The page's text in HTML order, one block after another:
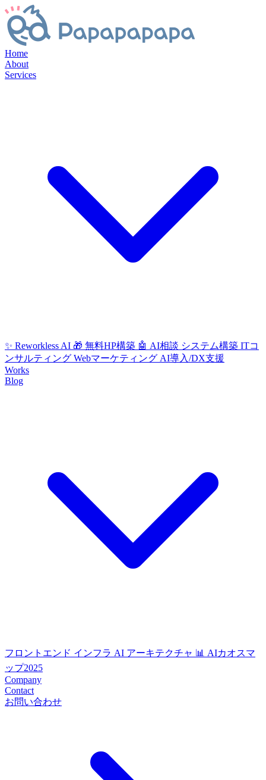
Home
About
Services
✨ Reworkless AI 🎁 無料HP構築 🤖 AI相談 システム構築 ITコ
ンサルティング Webマーケティング AI導入/DX支援
Works
Blog
フロントエンド インフラ AI アーキテクチャ 📊 AIカオスマ
ップ2025
Company
Contact
お問い合わせ